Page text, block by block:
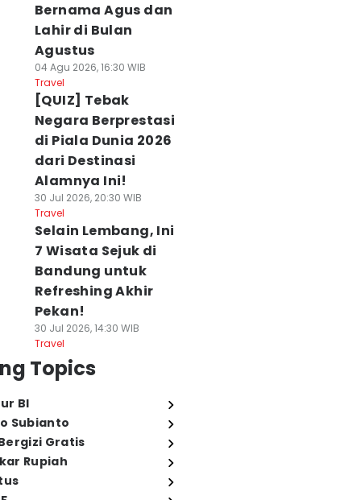
Bernama Agus dan
Lahir di Bulan
Agustus
04 Agu 2026, 16:30 WIB
Travel
[QUIZ] Tebak
Negara Berprestasi
di Piala Dunia 2026
dari Destinasi
Alamnya Ini!
30 Jul 2026, 20:30 WIB
Travel
Selain Lembang, Ini
7 Wisata Sejuk di
Bandung untuk
Refreshing Akhir
Pekan!
30 Jul 2026, 14:30 WIB
Travel
Topics
BI
Subianto
Gratis
Rupiah